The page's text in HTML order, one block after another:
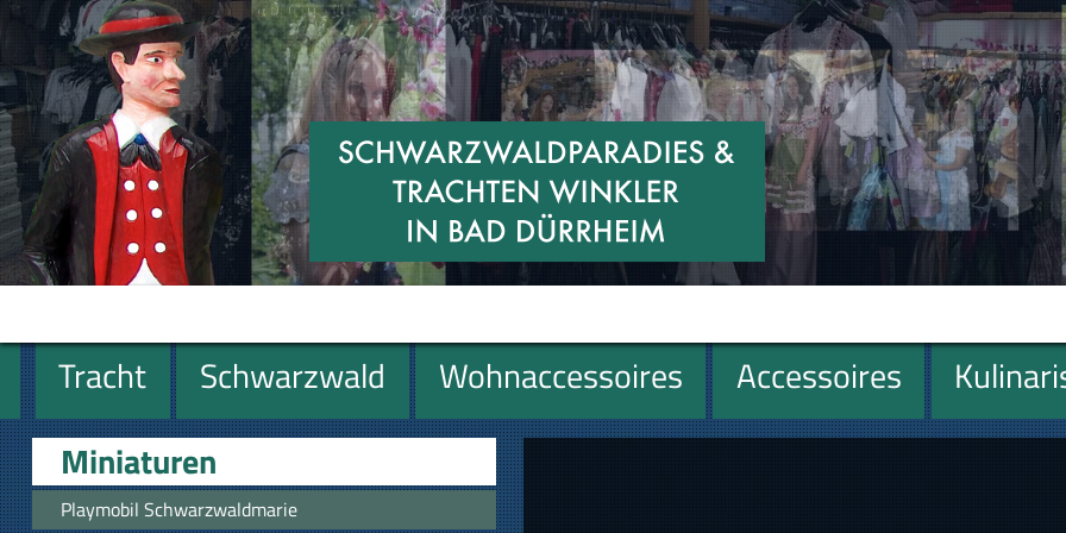
Tracht Schwarzwald Wohnaccessoires Accessoires
Miniaturen
Geschenke
Miniaturen
Playmobil Schwarzwaldmarie